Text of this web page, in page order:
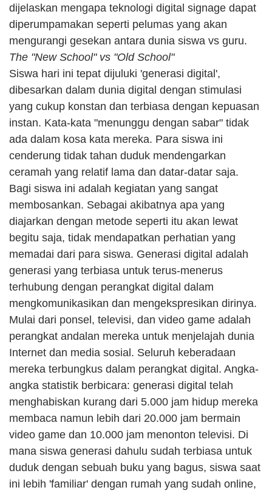
dijelaskan mengapa teknologi digital signage dapat
diperumpamakan seperti pelumas yang akan
mengurangi gesekan antara dunia siswa vs guru.
The "New School" vs "Old School"
Siswa hari ini tepat dijuluki 'generasi digital',
dibesarkan dalam dunia digital dengan stimulasi
yang cukup konstan dan terbiasa dengan kepuasan
instan. Kata-kata "menunggu dengan sabar" tidak
ada dalam kosa kata mereka. Para siswa ini
cenderung tidak tahan duduk mendengarkan
ceramah yang relatif lama dan datar-datar saja.
Bagi siswa ini adalah kegiatan yang sangat
membosankan. Sebagai akibatnya apa yang
diajarkan dengan metode seperti itu akan lewat
begitu saja, tidak mendapatkan perhatian yang
memadai dari para siswa. Generasi digital adalah
generasi yang terbiasa untuk terus-menerus
terhubung dengan perangkat digital dalam
mengkomunikasikan dan mengekspresikan dirinya.
Mulai dari ponsel, televisi, dan video game adalah
perangkat andalan mereka untuk menjelajah dunia
Internet dan media sosial. Seluruh keberadaan
mereka terbungkus dalam perangkat digital. Angka-
angka statistik berbicara: generasi digital telah
menghabiskan kurang dari 5.000 jam hidup mereka
membaca namun lebih dari 20.000 jam bermain
video game dan 10.000 jam menonton televisi. Di
mana siswa generasi dahulu sudah terbiasa untuk
duduk dengan sebuah buku yang bagus, siswa saat
ini lebih 'familiar' dengan rumah yang sudah online,